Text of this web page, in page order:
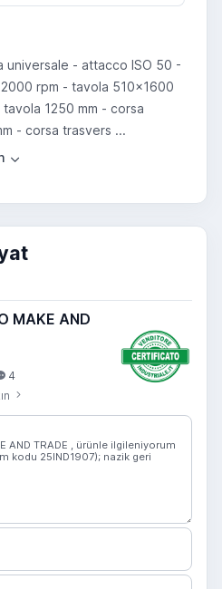
universale - attacco ISO 50 -
rpm - tavola 510x1600
1250 mm - corsa
- corsa trasvers ...
MAKE AND
4